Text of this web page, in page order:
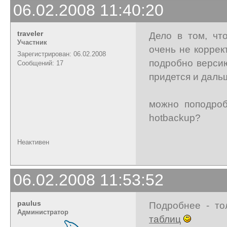
06.02.2008 11:40:20
traveler
Участник
Зарегистрирован: 06.02.2008
Сообщений: 17
Дело в том,
очень не
подробно
придется и
можно
hotbackup?
Неактивен
06.02.2008 11:53:52
paulus
Администратор
Подробнее -
таблиц